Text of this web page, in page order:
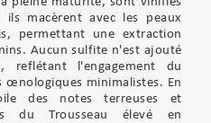
macèrent avec les peaux
permettant une extraction
Aucun sulfite n'est ajouté
reflétant l'engagement du
œnologiques minimalistes. En
des notes terreuses et
du Trousseau élevé en